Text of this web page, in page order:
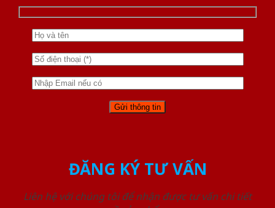
ĐĂNG KÝ TƯ VẤN
Liên hệ với chúng tôi để nhận được tư vấn chi tiết